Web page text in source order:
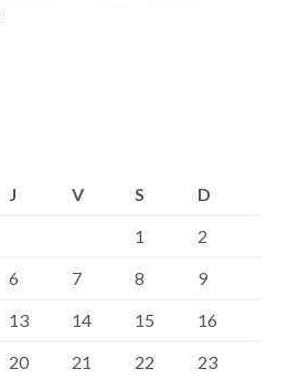
J V S
D
1
2
6 7 8
9
13 14 15
16
20 21 22 23